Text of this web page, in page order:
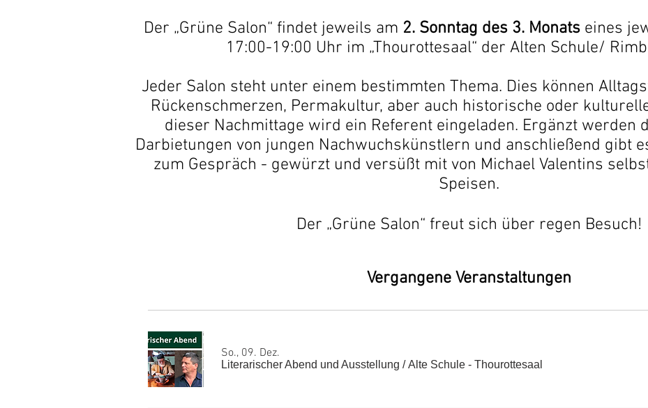
Der „Grüne Salon“ findet jeweils am 2. Sonntag des 3. Monats eines
17:00-19:00 Uhr im „Thourottesaal“ der Alten Schule/
Jeder Salon steht unter einem bestimmten Thema. Dies können
Rückenschmerzen, Permakultur, aber auch historische oder
dieser Nachmittage wird ein Referent eingeladen. Ergänzt werden
Darbietungen von jungen Nachwuchskünstlern und anschließend gibt
zum Gespräch - gewürzt und versüßt mit von Michael Valentins
Speisen.
Der „Grüne Salon“ freut sich über regen Besuch!
Vergangene Veranstaltungen
So., 09. Dez.
Literarischer Abend und Ausstellung /Alte Schule - Thourottesaal